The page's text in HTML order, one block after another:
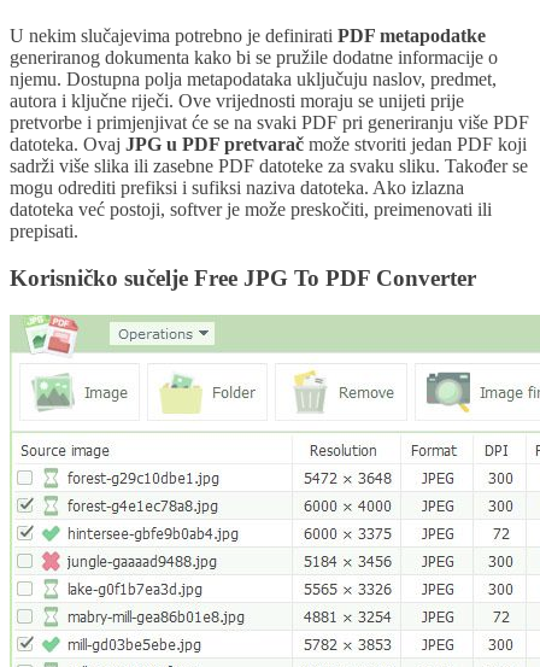
U nekim slučajevima potrebno je definirati PDF metapodatke
generiranog dokumenta kako bi se pružile dodatne informacije o
njemu. Dostupna polja metapodataka uključuju naslov, predmet,
autora i ključne riječi. Ove vrijednosti moraju se unijeti prije
pretvorbe i primjenjivat će se na svaki PDF pri generiranju više PDF
datoteka. Ovaj JPG u PDF pretvarač može stvoriti jedan PDF koji
sadrži više slika ili zasebne PDF datoteke za svaku sliku. Također se
mogu odrediti prefiksi i sufiksi naziva datoteka. Ako izlazna
datoteka već postoji, softver je može preskočiti, preimenovati ili
prepisati.
Korisničko sučelje Free JPG To PDF Converter